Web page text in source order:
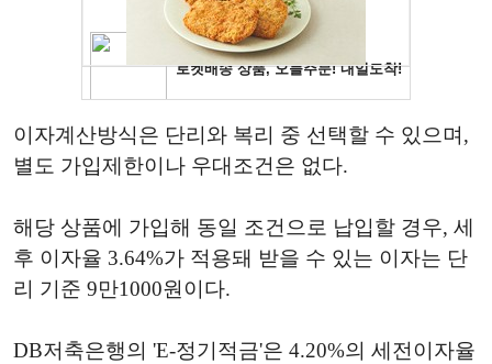
이자계산방식은 단리와 복리 중 선택할 수 있으며,
별도 가입제한이나 우대조건은 없다.
해당 상품에 가입해 동일 조건으로 납입할 경우, 세
후 이자율 3.64%가 적용돼 받을 수 있는 이자는 단
리 기준 9만1000원이다.
DB저축은행의 'E-정기적금'은 4.20%의 세전이자율